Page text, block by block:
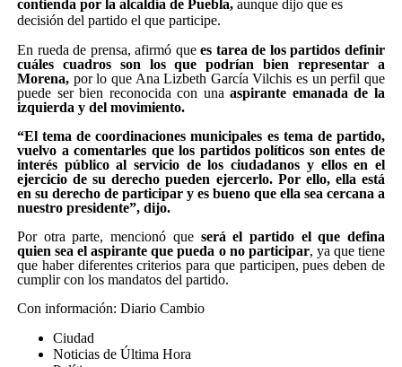
contienda por la alcaldía de Puebla,aunque dijo que es
decisión del partido el que participe.
En rueda de prensa, afirmó quees tarea de los partidos definir
cuáles cuadros son los que podrían bien representar a
Morena,por lo que Ana Lizbeth García Vilchis es un perfil que
puede ser bien reconocida con unaaspirante emanada de la
izquierda y del movimiento.
“El tema de coordinaciones municipales es tema de partido,
vuelvo a comentarles que los partidos políticos son entes de
interés público al servicio de los ciudadanos y ellos en el
ejercicio de su derecho pueden ejercerlo. Por ello, ella está
en su derecho de participar y es bueno que ella sea cercana a
nuestro presidente”, dijo.
Por otra parte, mencionó que será el partido el que defina
quien sea el aspirante que pueda o no participar, ya que tiene
que haber diferentes criterios para que participen, pues deben de
cumplir con los mandatos del partido.
Con información: Diario Cambio
Ciudad
Noticias de Última Hora